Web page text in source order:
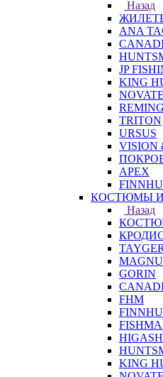
Назад
ANA
JP
KING
TRITON
URSUS
VISION
APEX
КОСТЮМЫ
Назад
GORIN
FHM
KING